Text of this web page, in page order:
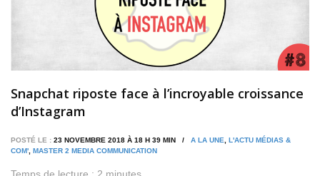
Snapchat riposte face à l’incroyable croissance
d’Instagram
POSTÉ LE : 23 NOVEMBRE 2018 À 18 H 39 MIN / A LA UNE
L'ACTU MÉDIAS &
COM' MASTER 2 MEDIA COMMUNICATION